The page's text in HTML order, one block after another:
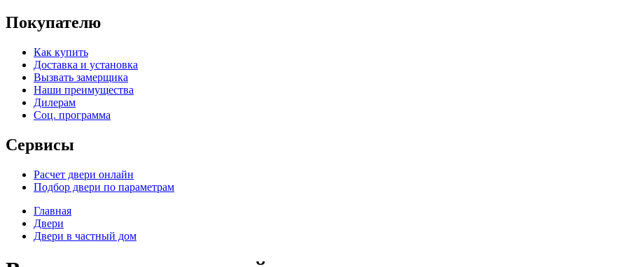
Покупателю
Как купить
Доставка и установка
Вызвать замерщика
Наши преимущества
Дилерам
Соц. программа
Сервисы
Расчет двери онлайн
Подбор двери по параметрам
Главная
Двери
Двери в частный дом